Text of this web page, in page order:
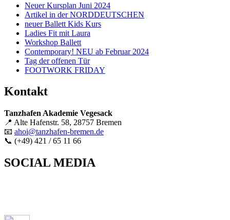
Neuer Kursplan Juni 2024
Artikel in der NORDDEUTSCHEN
neuer Ballett Kids Kurs
Ladies Fit mit Laura
Workshop Ballett
Contemporary! NEU ab Februar 2024
Tag der offenen Tür
FOOTWORK FRIDAY
Kontakt
Tanzhafen Akademie Vegesack
📍 Alte Hafenstr. 58, 28757 Bremen
📧 ahoi@tanzhafen-bremen.de
📞 (+49) 421 / 65 11 66
SOCIAL MEDIA